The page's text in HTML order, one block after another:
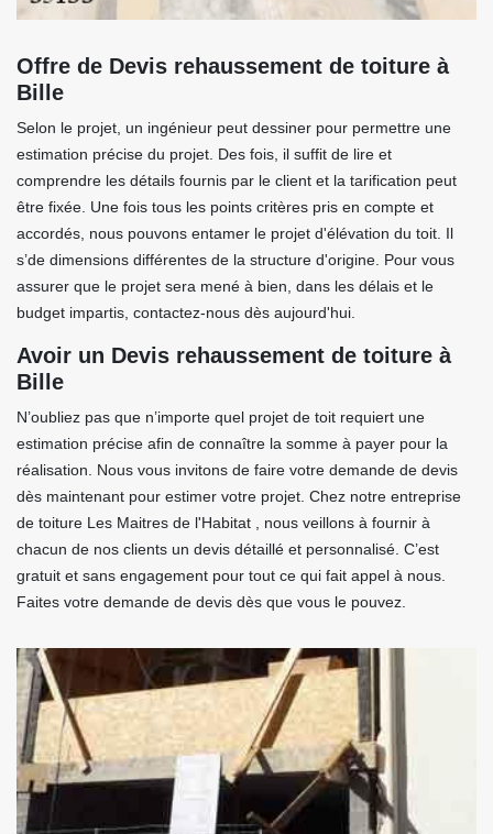
Offre de Devis rehaussement de toiture à
Bille
Selon le projet, un ingénieur peut dessiner pour permettre une
estimation précise du projet. Des fois, il suffit de lire et
comprendre les détails fournis par le client et la tarification peut
être fixée. Une fois tous les points critères pris en compte et
accordés, nous pouvons entamer le projet d'élévation du toit. Il
s’de dimensions différentes de la structure d'origine. Pour vous
assurer que le projet sera mené à bien, dans les délais et le
budget impartis, contactez-nous dès aujourd'hui.
Avoir un Devis rehaussement de toiture à
Bille
N’oubliez pas que n’importe quel projet de toit requiert une
estimation précise afin de connaître la somme à payer pour la
réalisation. Nous vous invitons de faire votre demande de devis
dès maintenant pour estimer votre projet. Chez notre entreprise
de toiture Les Maitres de l'Habitat , nous veillons à fournir à
chacun de nos clients un devis détaillé et personnalisé. C’est
gratuit et sans engagement pour tout ce qui fait appel à nous.
Faites votre demande de devis dès que vous le pouvez.